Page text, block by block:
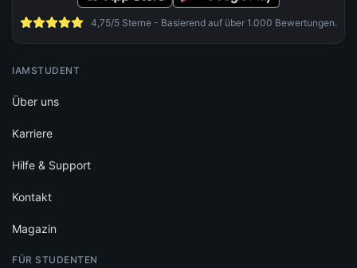
4,75/5 Sterne - Basierend auf über 1.000 Bewertungen.
IAMSTUDENT
Über uns
Karriere
Hilfe & Support
Kontakt
Magazin
FÜR STUDENTEN